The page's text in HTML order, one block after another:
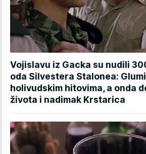
Vojislavu iz Gacka su nudili
oda Silvestera Stalonea:
holivudskim hitovima, a onda
života i nadimak Krstarica